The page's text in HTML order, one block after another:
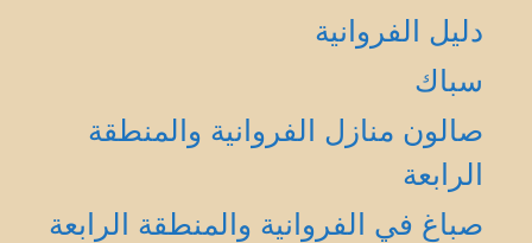
دليل الفروانية
سباك
صالون منازل الفروانية والمنطقة
الرابعة
صباغ في الفروانية والمنطقة الرابعة